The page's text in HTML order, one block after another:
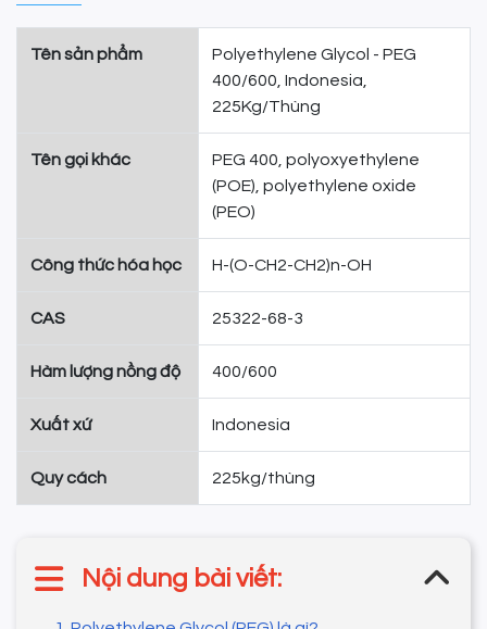
Tên sản phẩm
Polyethylene Glycol - PEG
400/600, Indonesia,
225Kg/Thùng
Tên gọi khác
PEG 400, polyoxyethylene
(POE), polyethylene oxide
(PEO)
Công thức hóa học H-(O-CH2-CH2)n-OH
CAS 25322-68-3
Hàm lượng nồng độ 400/600
Xuất xứ Indonesia
Quy cách 225kg/thùng
Nội dung bài viết: